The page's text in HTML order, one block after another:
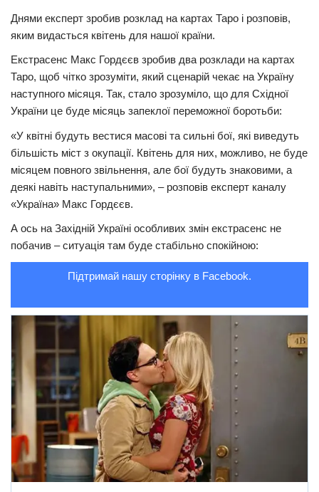
Здоров’я
Кримінал
Трагедії
Суспільство
Культура
Шоу-біз
#Війна
Днями експерт зробив розклад на картах Таро і розповів,
яким видасться квітень для нашої країни.
Екстрасенс Макс Гордєєв зробив два розклади на картах
Таро, щоб чітко зрозуміти, який сценарій чекає на Україну
наступного місяця. Так, стало зрозуміло, що для Східної
України це буде місяць запеклої переможної боротьби:
«У квітні будуть вестися масові та сильні бої, які виведуть
більшість міст з окупації. Квітень для них, можливо, не буде
місяцем повного звільнення, але бої будуть знаковими, а
деякі навіть наступальними», – розповів експерт каналу
«Україна» Макс Гордєєв.
А ось на Західній Україні особливих змін екстрасенс не
побачив – ситуація там буде стабільно спокійною:
Підтримай нашу сторінку в Facebook.